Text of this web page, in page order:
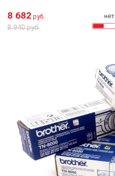
8 682 руб.
8 940 руб.
нет